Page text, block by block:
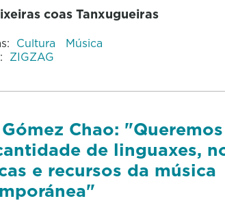
coas Tanxugueiras
Cultura
Música
ZIGZAG
Chao:
de linguaxes,
e recursos da música